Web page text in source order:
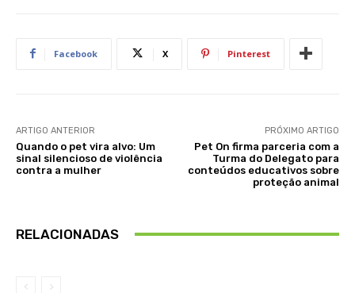
Facebook X Pinterest
ARTIGO ANTERIOR
Quando o pet vira alvo: Um
sinal silencioso de violência
contra a mulher
PRÓXIMO ARTIGO
Pet On firma parceria com a
Turma do Delegato para
conteúdos educativos sobre
proteção animal
RELACIONADAS